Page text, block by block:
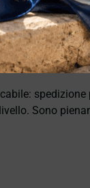
Sono